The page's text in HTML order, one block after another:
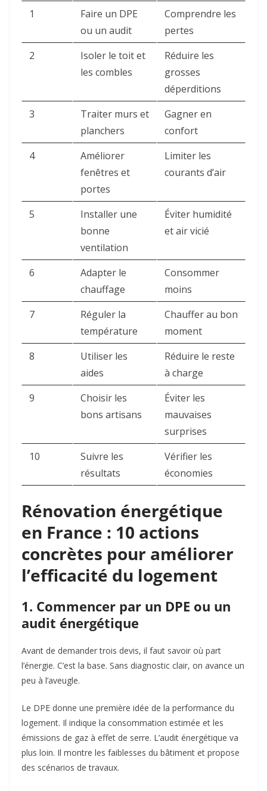
1
Faire un DPE
ou un audit
Comprendre les
pertes
2
Isoler le toit et
les combles
Réduire les
grosses
déperditions
3
Traiter murs et
planchers
Gagner en
confort
4
Améliorer
fenêtres et
portes
Limiter les
courants d’air
5
Installer une
bonne
ventilation
Éviter humidité
et air vicié
6
Adapter le
chauffage
Consommer
moins
7
Réguler la
température
Chauffer au bon
moment
8
Utiliser les
aides
Réduire le reste
à charge
9
Choisir les
bons artisans
Éviter les
mauvaises
surprises
10
Suivre les
résultats
Vérifier les
économies
Rénovation énergétique
en France : 10 actions
concrètes pour améliorer
l’efficacité du logement
1. Commencer par un DPE ou un
audit énergétique
Avant de demander trois devis, il faut savoir où part
l’énergie. C’est la base. Sans diagnostic clair, on avance un
peu à l’aveugle.
Le DPE donne une première idée de la performance du
logement. Il indique la consommation estimée et les
émissions de gaz à effet de serre. L’audit énergétique va
plus loin. Il montre les faiblesses du bâtiment et propose
des scénarios de travaux.